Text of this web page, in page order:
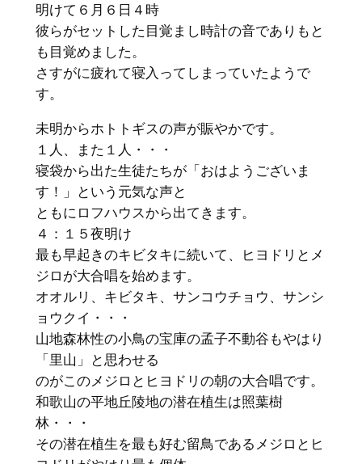
明けて６月６日４時
彼らがセットした目覚まし時計の音でありもと
も目覚めました。
さすがに疲れて寝入ってしまっていたようで
す。
未明からホトトギスの声が賑やかです。
１人、また１人・・・
寝袋から出た生徒たちが「おはようございま
す！」という元気な声と
ともにロフハウスから出てきます。
４：１５夜明け
最も早起きのキビタキに続いて、ヒヨドリとメ
ジロが大合唱を始めます。
オオルリ、キビタキ、サンコウチョウ、サンシ
ョウクイ・・・
山地森林性の小鳥の宝庫の孟子不動谷もやはり
「里山」と思わせる
のがこのメジロとヒヨドリの朝の大合唱です。
和歌山の平地丘陵地の潜在植生は照葉樹
林・・・
その潜在植生を最も好む留鳥であるメジロとヒ